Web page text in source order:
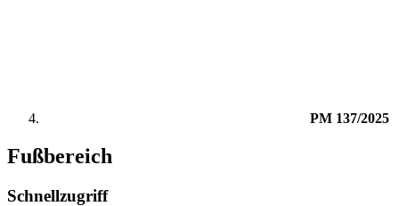
PM 137/2025
Fußbereich
Schnellzugriff